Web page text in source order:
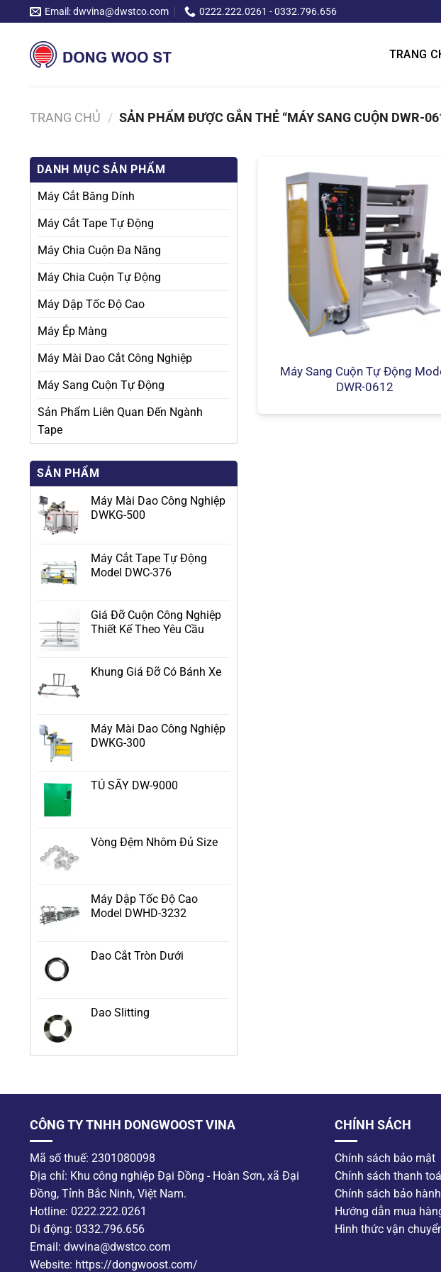
Chuyển
đến
Email: dwvina@dwstco.com 0222.222.0261 - 0332.796.656
TRANG
TRANG CHỦ / SẢN PHẨM ĐƯỢC GẮN THẺ “MÁY SANG CUỘN DWR-
DANH MỤC SẢN PHẨM
Máy Cắt Băng Dính
Máy Cắt Tape Tự Động
Máy Chia Cuộn Đa Năng
Máy Chia Cuộn Tự Động
Máy Dập Tốc Độ Cao
Máy Ép Màng
Máy Mài Dao Cắt Công Nghiệp
Máy Sang Cuộn Tự Động
Sản Phẩm Liên Quan Đến Ngành
Tape
SẢN PHẨM
Máy Mài Dao Công Nghiệp
DWKG-500
Máy Cắt Tape Tự Động
Model DWC-376
Giá Đỡ Cuộn Công Nghiệp
Thiết Kế Theo Yêu Cầu
Khung Giá Đỡ Có Bánh Xe
Máy Mài Dao Công Nghiệp
DWKG-300
TỦ SẤY DW-9000
Vòng Đệm Nhôm Đủ Size
Máy Dập Tốc Độ Cao
Model DWHD-3232
Dao Cắt Tròn Dưới
Dao Slitting
Máy Sang Cuộn Tự Động
DWR-0612
CÔNG TY TNHH DONGWOOST VINA
Mã số thuế: 2301080098
Địa chỉ: Khu công nghiệp Đại Đồng - Hoàn Sơn, xã Đại
Đồng, Tỉnh Bắc Ninh, Việt Nam.
Hotline: 0222.222.0261
Di động: 0332.796.656
Email: dwvina@dwstco.com
Website: https://dongwoost.com/
CHÍNH SÁCH
Chính sách bảo mật
Chính sách thanh
Chính sách bảo
Hướng dẫn mua
Hình thức vận